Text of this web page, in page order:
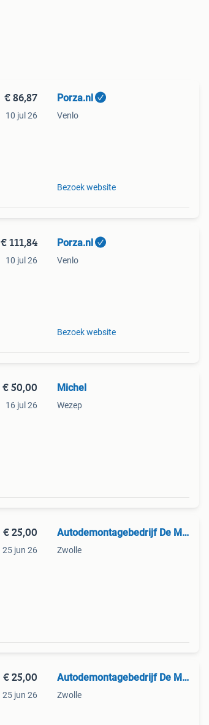
€ 86,87
10 jul 26
Porza.nl
Venlo
Bezoek website
€ 111,84
10 jul 26
Porza.nl
Venlo
Bezoek website
€ 50,00
16 jul 26
Michel
Wezep
€ 25,00
25 jun 26
Autodemontagebedrijf De Mars
Zwolle
€ 25,00
25 jun 26
Autodemontagebedrijf De Mars
Zwolle